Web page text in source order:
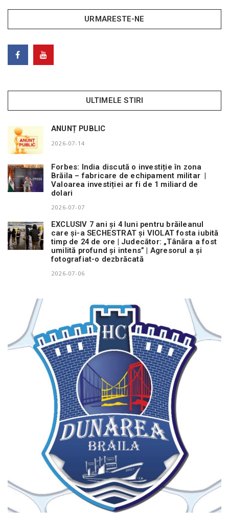
URMARESTE-NE
ULTIMELE STIRI
ANUNȚ PUBLIC
2026-07-14
Forbes: India discută o investiție în zona
Brăila – fabricare de echipament militar |
Valoarea investiției ar fi de 1 miliard de
dolari
2026-07-07
EXCLUSIV 7 ani și 4 luni pentru brăileanul
care și-a SECHESTRAT și VIOLAT fosta iubită
timp de 24 de ore | Judecător: „Tânăra a fost
umilită profund și intens” | Agresorul a și
fotografiat-o dezbrăcată
2026-07-06